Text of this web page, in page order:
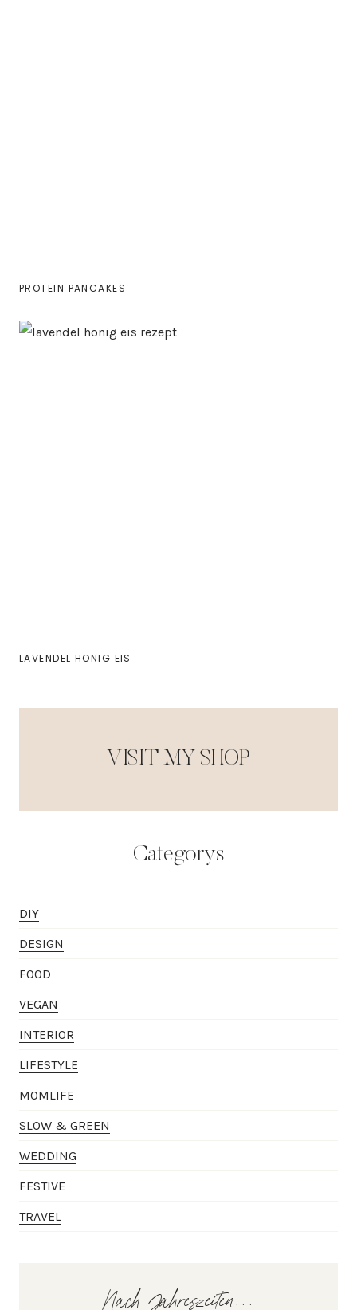
PROTEIN PANCAKES
LAVENDEL HONIG EIS
VISIT MY SHOP
Categorys
DIY
DESIGN
FOOD
VEGAN
INTERIOR
LIFESTYLE
MOMLIFE
SLOW & GREEN
WEDDING
FESTIVE
TRAVEL
Nach Jahreszeiten...